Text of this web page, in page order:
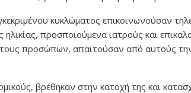
κυκλώματος επικοινωνούσαν
προσποιούμενα ιατρούς και
προσώπων, απαιτούσαν από αυτούς
βρέθηκαν στην κατοχή της και